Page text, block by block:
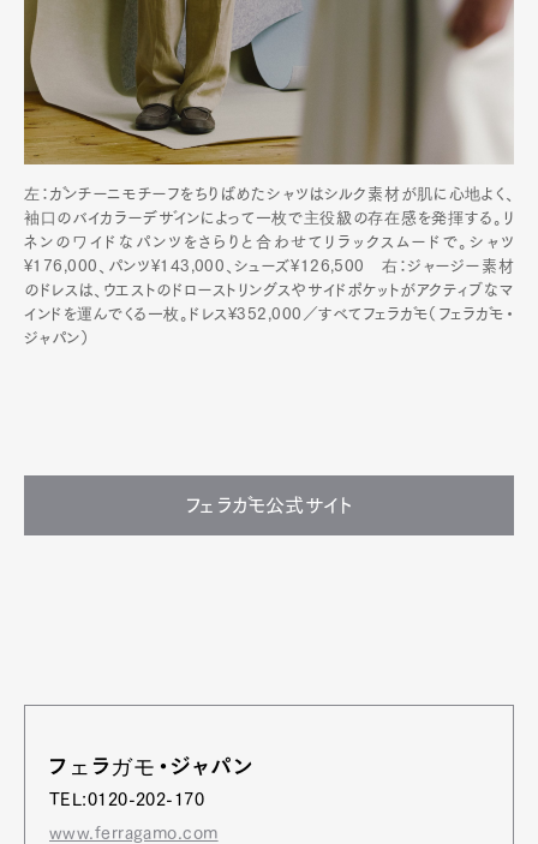
左：ガンチーニモチーフをちりばめたシャツはシルク素材が肌に心地よく、
袖口のバイカラーデザインによって一枚で主役級の存在感を発揮する。リ
ネンのワイドなパンツをさらりと合わせてリラックスムードで。シャツ
¥176,000、パンツ¥143,000、シューズ¥126,500 右：ジャージー素材
のドレスは、ウエストのドローストリングスやサイドポケットがアクティブなマ
インドを運んでくる一枚。ドレス¥352,000／すべてフェラガモ（フェラガモ・
ジャパン）
フェラガモ公式サイト
フェラガモ・ジャパン
TEL:0120-202-170
www.ferragamo.com